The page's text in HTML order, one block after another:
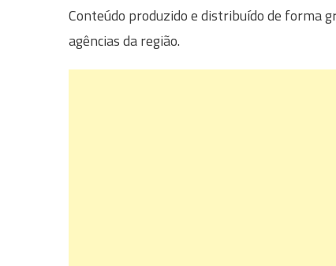
Conteúdo produzido e distribuído de forma
agências da região.